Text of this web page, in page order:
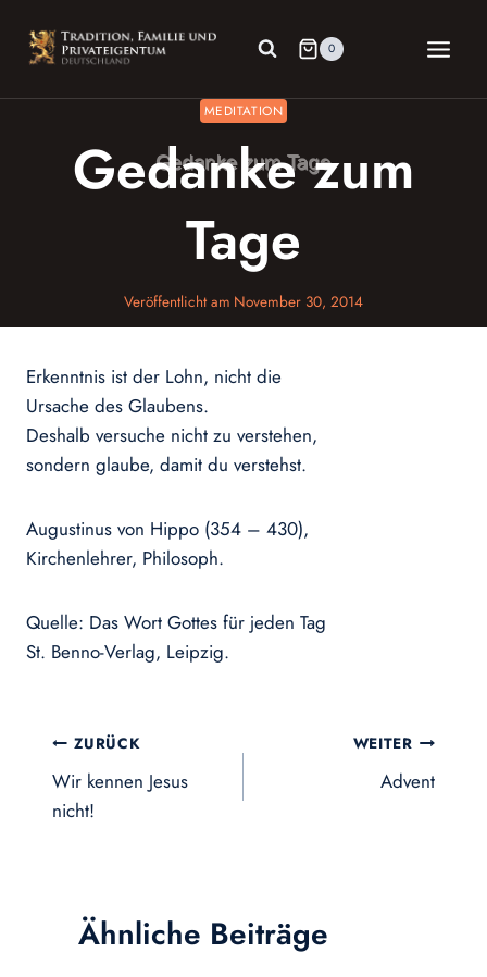
Inhalt
springen
0
MEDITATION
Gedanke zum
Tage
Veröffentlicht am November 30, 2014
Erkenntnis ist der Lohn, nicht die
Ursache des Glaubens.
Deshalb versuche nicht zu verstehen,
sondern glaube, damit du verstehst.
Augustinus von Hippo (354 – 430),
Kirchenlehrer, Philosoph.
Quelle: Das Wort Gottes für jeden Tag
St. Benno-Verlag, Leipzig.
Beitragsnavigation
ZURÜCK
Wir kennen Jesus
nicht!
WEITER
Advent
Ähnliche Beiträge